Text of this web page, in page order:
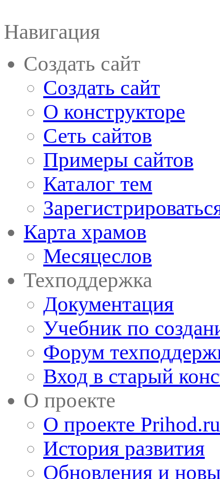
Навигация
Создать сайт
Создать сайт
О конструкторе
Сеть сайтов
Примеры сайтов
Каталог тем
Карта храмов
Месяцеслов
Техподдержка
Документация
Учебник по
Форум
Вход в старый
О проекте
О проекте Prihod.ru
История развития
Обновления и